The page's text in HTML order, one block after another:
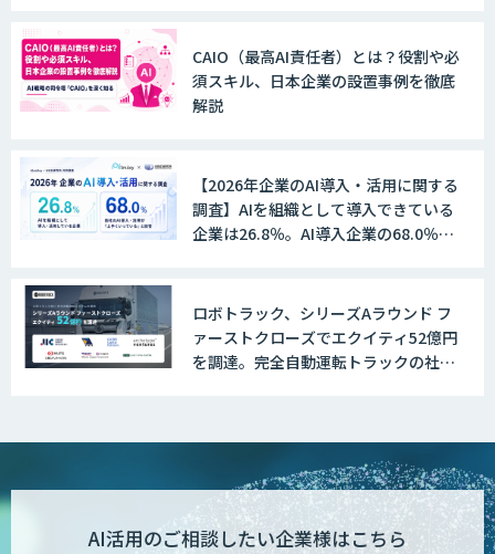
CAIO（最高AI責任者）とは？役割や必
須スキル、日本企業の設置事例を徹底
解説
【2026年企業のAI導入・活用に関する
調査】AIを組織として導入できている
企業は26.8％。AI導入企業の68.0％
ロボトラック、シリーズAラウンド フ
ァーストクローズでエクイティ52億円
を調達。完全自動運転トラックの社会
AI活用のご相談したい企業様はこちら